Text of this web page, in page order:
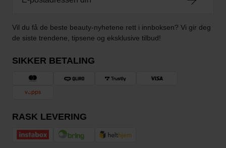
Vil du få de beste beauty-nyhetene rett i innboksen? Vi gir deg
de siste trendene, tipsene og eksklusive tilbud!
SIKKER BETALING
RASK LEVERING